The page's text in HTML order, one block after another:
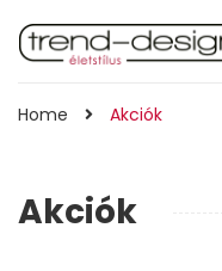
Home Akciók
Akciók